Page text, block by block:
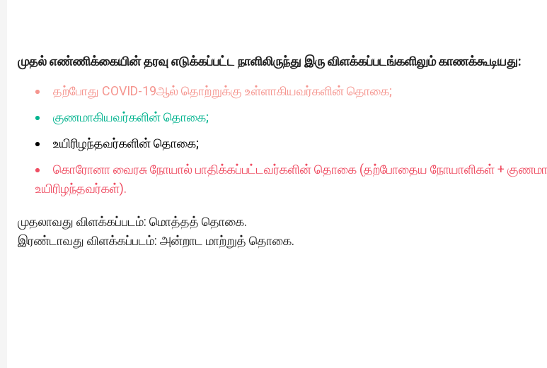
முதல் எண்ணிக்கையின் தரவு எடுக்கப்பட்ட நாளிலிருந்து இரு விளக்கப்படங்களிலும் காணக்கூடியது:
தற்போது COVID-19ஆல் தொற்றுக்கு உள்ளாகியவர்களின் தொகை;
குணமாகியவர்களின் தொகை;
உயிரிழந்தவர்களின் தொகை;
கொரோனா வைரசு நோயால் பாதிக்கப்பட்டவர்களின் தொகை (தற்போதைய நோயாளிகள் +
உயிரிழந்தவர்கள்).
முதலாவது விளக்கப்படம்: மொத்தத் தொகை.
இரண்டாவது விளக்கப்படம்: அன்றாட மாற்றுத் தொகை.